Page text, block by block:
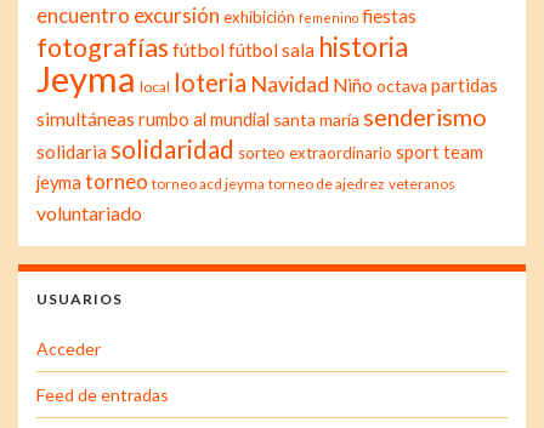
encuentro excursión exhibición femenino fiestas
fotografías fútbolfútbol sala historia
Jeyma local loteria Navidad Niño octava partidas
simultáneas rumbo al mundial santa maría senderismo
solidaria solidaridad sorteo extraordinario sport team
jeyma torneo torneo acd jeyma torneo de ajedrez veteranos
voluntariado
USUARIOS
Acceder
Feed de entradas